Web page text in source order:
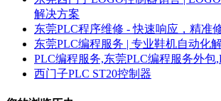
解决方案
东莞PLC程序维修 - 快速响应，精准
东莞PLC编程服务 | 专业鞋机自动化
PLC编程服务,东莞PLC编程服务外包
西门子PLC ST20控制器